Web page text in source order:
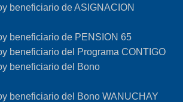
beneficiario de ASIGNACION
beneficiario de PENSION 65
beneficiario del Programa CONTIGO
beneficiario del Bono
beneficiario del Bono WANUCHAY